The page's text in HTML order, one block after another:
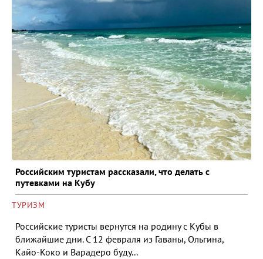
Российским туристам рассказали, что делать с
путевками на Кубу
ТУРИЗМ
Российские туристы вернутся на родину с Кубы в
ближайшие дни. С 12 февраля из Гаваны, Ольгина,
Кайо-Коко и Варадеро буду...